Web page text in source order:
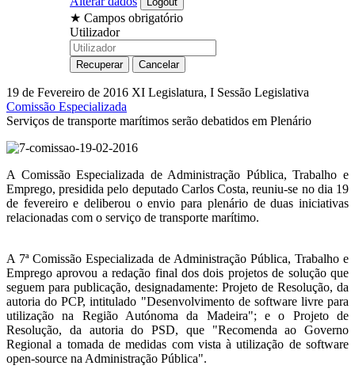
★ Campos obrigatório
Utilizador
19 de Fevereiro de 2016 XI Legislatura, I Sessão Legislativa
Comissão Especializada
Serviços de transporte marítimos serão debatidos em Plenário
A Comissão Especializada de Administração Pública, Trabalho e
Emprego, presidida pelo deputado Carlos Costa, reuniu-se no dia 19
de fevereiro e deliberou o envio para plenário de duas iniciativas
relacionadas com o serviço de transporte marítimo.
A 7ª Comissão Especializada de Administração Pública, Trabalho e
Emprego aprovou a redação final dos dois projetos de solução que
seguem para publicação, designadamente: Projeto de Resolução, da
autoria do PCP, intitulado "Desenvolvimento de software livre para
utilização na Região Autónoma da Madeira"; e o Projeto de
Resolução, da autoria do PSD, que "Recomenda ao Governo
Regional a tomada de medidas com vista à utilização de software
open-source na Administração Pública".